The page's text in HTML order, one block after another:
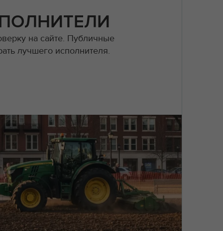
на сайте. Публичные
лучшего исполнителя.